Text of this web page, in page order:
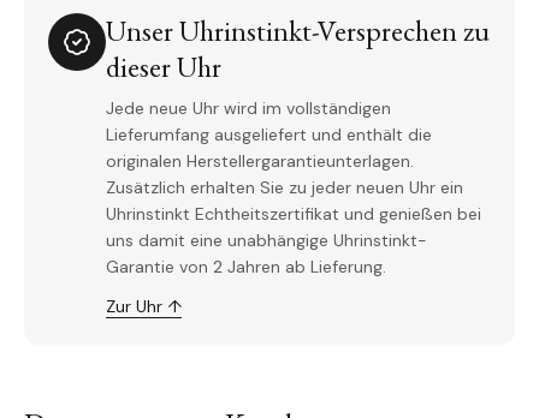
Unser Uhrinstinkt-Versprechen zu
dieser Uhr
Jede neue Uhr wird im vollständigen
Lieferumfang ausgeliefert und enthält die
originalen Herstellergarantieunterlagen.
Zusätzlich erhalten Sie zu jeder neuen Uhr ein
Uhrinstinkt Echtheitszertifikat und genießen bei
uns damit eine unabhängige Uhrinstinkt-
Garantie von 2 Jahren ab Lieferung.
Zur Uhr ↑